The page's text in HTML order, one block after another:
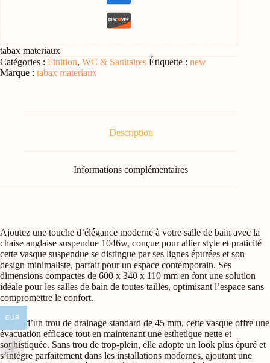
tabax materiaux
Catégories : Finition, WC & Sanitaires Étiquette : new
Marque : tabax materiaux
Description
Informations complémentaires
Ajoutez une touche d’élégance moderne à votre salle de bain avec la
chaise anglaise suspendue 1046w, conçue pour allier style et praticité
cette vasque suspendue se distingue par ses lignes épurées et son
design minimaliste, parfait pour un espace contemporain. Ses
dimensions compactes de 600 x 340 x 110 mm en font une solution
idéale pour les salles de bain de toutes tailles, optimisant l’espace sans
compromettre le confort.
Dotée d’un trou de drainage standard de 45 mm, cette vasque offre une
évacuation efficace tout en maintenant une esthetique nette et
sophistiquée. Sans trou de trop-plein, elle adopte un look plus épuré et
s’intégre parfaitement dans les installations modernes, ajoutant une
EUR